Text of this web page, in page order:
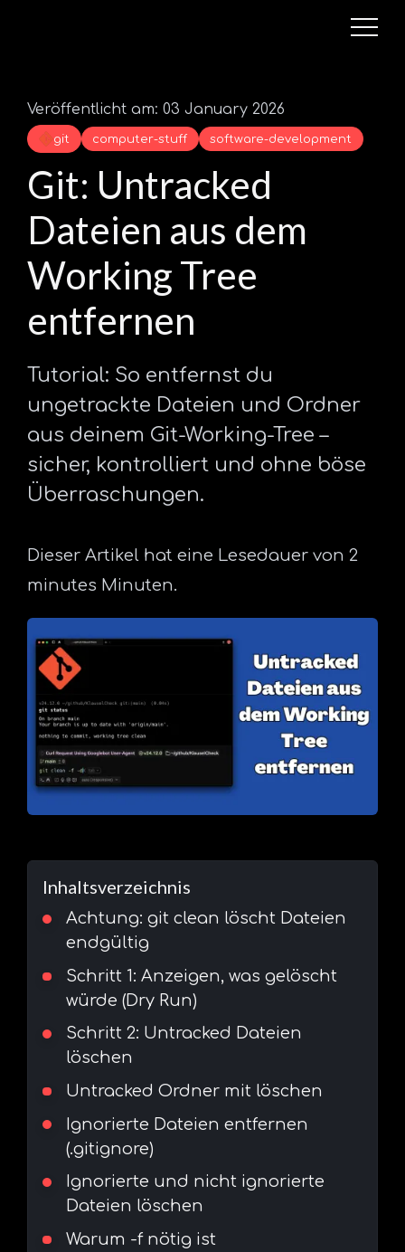
Veröffentlicht am: 03 January 2026
git computer-stuff software-development
Git: Untracked
Dateien aus dem
Working Tree
entfernen
Tutorial: So entfernst du
ungetrackte Dateien und Ordner
aus deinem Git-Working-Tree –
sicher, kontrolliert und ohne böse
Überraschungen.
Dieser Artikel hat eine Lesedauer von 2
minutes Minuten.
Inhaltsverzeichnis
Achtung: git clean löscht Dateien
endgültig
Schritt 1: Anzeigen, was gelöscht
würde (Dry Run)
Schritt 2: Untracked Dateien
löschen
Untracked Ordner mit löschen
Ignorierte Dateien entfernen
(.gitignore)
Ignorierte und nicht ignorierte
Dateien löschen
Warum -f nötig ist